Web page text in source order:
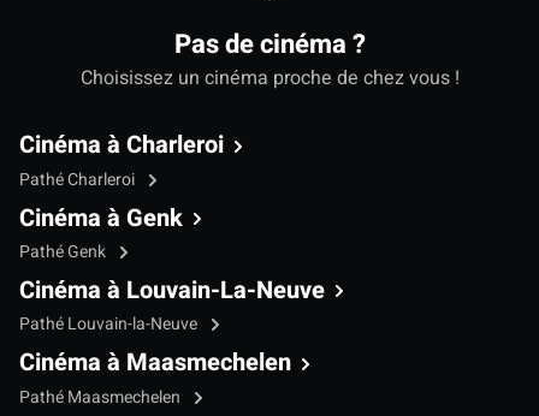
Pas de cinéma ?
Choisissez un cinéma proche de chez vous !
Cinéma à Charleroi
Pathé Charleroi
Cinéma à Genk
Pathé Genk
Cinéma à Louvain-La-Neuve
Pathé Louvain-la-Neuve
Cinéma à Maasmechelen
Pathé Maasmechelen